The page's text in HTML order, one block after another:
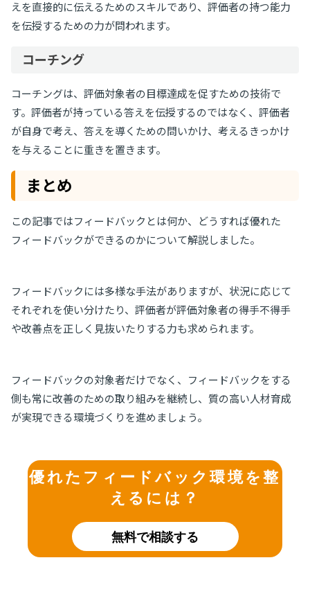
えを直接的に伝えるためのスキルであり、評価者の持つ能力
を伝授するための力が問われます。
コーチング
コーチングは、評価対象者の目標達成を促すための技術で
す。評価者が持っている答えを伝授するのではなく、評価者
が自身で考え、答えを導くための問いかけ、考えるきっかけ
を与えることに重きを置きます。
まとめ
この記事ではフィードバックとは何か、どうすれば優れた
フィードバックができるのかについて解説しました。
フィードバックには多様な手法がありますが、状況に応じて
それぞれを使い分けたり、評価者が評価対象者の得手不得手
や改善点を正しく見抜いたりする力も求められます。
フィードバックの対象者だけでなく、フィードバックをする
側も常に改善のための取り組みを継続し、質の高い人材育成
が実現できる環境づくりを進めましょう。
優れたフィードバック環境を整
えるには？
無料で相談する